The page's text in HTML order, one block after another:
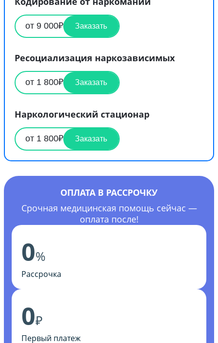
от 9 000₽ Заказать
Ресоциализация наркозависимых
от 1 800₽ Заказать
Наркологический стационар
от 1 800₽ Заказать
ОПЛАТА В РАССРОЧКУ
Срочная медицинская помощь сейчас —
оплата после!
0%
Рассрочка
0₽
Первый платеж